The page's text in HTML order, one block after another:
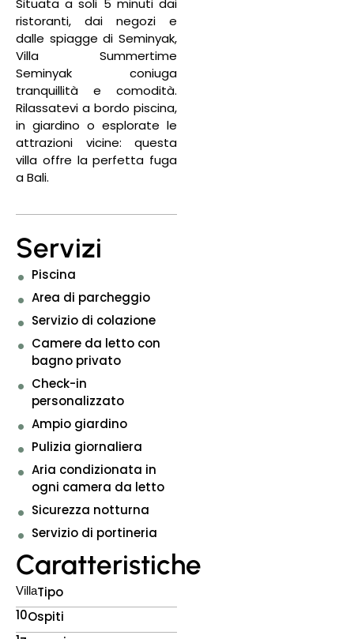
Situata a soli 5 minuti dai
ristoranti, dai negozi e
dalle spiagge di Seminyak,
Villa Summertime
Seminyak coniuga
tranquillità e comodità.
Rilassatevi a bordo piscina,
in giardino o esplorate le
attrazioni vicine: questa
villa offre la perfetta fuga
a Bali.
Servizi
Piscina
Area di parcheggio
Servizio di colazione
Camere da letto con
bagno privato
Check-in
personalizzato
Ampio giardino
Pulizia giornaliera
Aria condizionata in
ogni camera da letto
Sicurezza notturna
Servizio di portineria
Caratteristiche
VillaTipo
10Ospiti